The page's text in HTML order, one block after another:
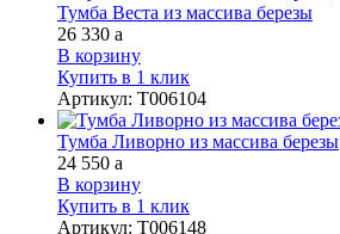
Тумба Веста из массива березы
26 330 a
В корзину
Купить в 1 клик
Артикул: Т006104
Тумба Ливорно из массива березы
24 550 a
В корзину
Купить в 1 клик
Артикул: Т006148